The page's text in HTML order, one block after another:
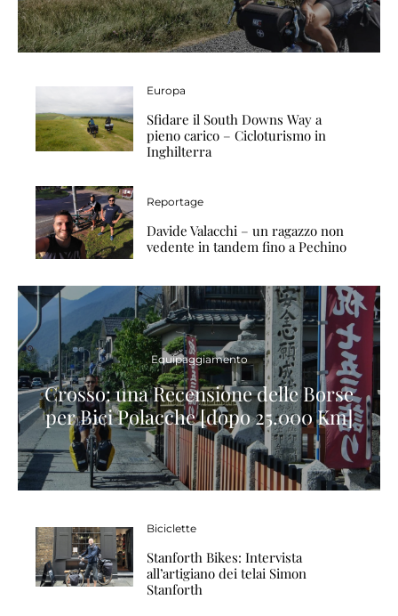
Europa
Sfidare il South Downs Way a
pieno carico – Cicloturismo in
Inghilterra
Reportage
Davide Valacchi – un ragazzo non
vedente in tandem fino a Pechino
Equipaggiamento
Crosso: una Recensione delle Borse
per Bici Polacche [dopo 25.000 Km]
Biciclette
Stanforth Bikes: Intervista
all’artigiano dei telai Simon
Stanforth